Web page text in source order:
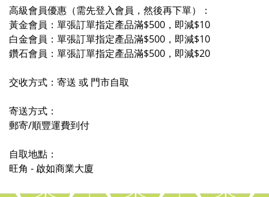
高級會員優惠（需先登入會員，然後再下單）：
黃金會員：單張訂單指定產品滿$500，即減$10
白金會員：單張訂單指定產品滿$500，即減$10
鑽石會員：單張訂單指定產品滿$500，即減$20
交收方式：寄送 或 門市自取
寄送方式：
郵寄/順豐運費到付
自取地點：
旺角 - 啟如商業大廈